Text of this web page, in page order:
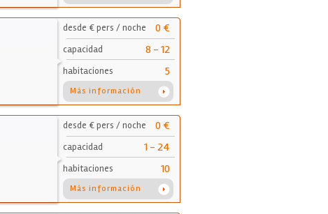
desde € pers / noche 0 €
capacidad 8 - 12
habitaciones 5
Más información
desde € pers / noche 0 €
capacidad 1 - 24
habitaciones 10
Más información